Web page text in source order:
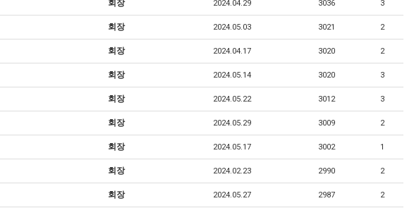
회장 2024.04.29 3036 3
회장 2024.05.03 3021 2
회장 2024.04.17 3020 2
회장 2024.05.14 3020 3
회장 2024.05.22 3012 3
회장 2024.05.29 3009 2
회장 2024.05.17 3002 1
회장 2024.02.23 2990 2
회장 2024.05.27 2987 2